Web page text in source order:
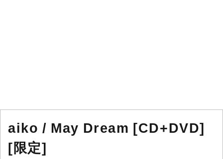
aiko / May Dream [CD+DVD]
[限定]